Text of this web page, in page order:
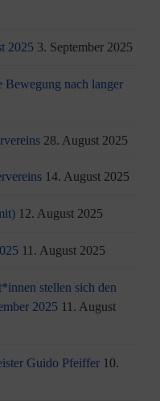
2025 3. September 2025
Bewegung nach langer
28. August 2025
14. August 2025
12. August 2025
11. August 2025
stellen sich den
2025 11. August
Guido Pfeiffer 10.